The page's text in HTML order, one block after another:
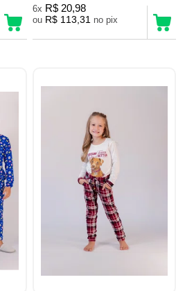
6x R$ 20,98
ou R$ 113,31 no pix